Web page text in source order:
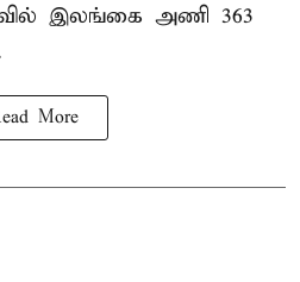
இலங்கை அணி 363
More